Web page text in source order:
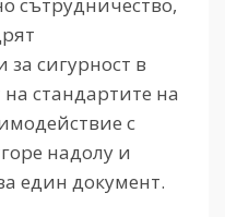
сигурност в
стандартите на
с
надолу и
един документ.